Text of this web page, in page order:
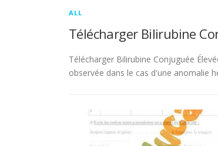
ALL
Télécharger Bilirubine
Télécharger Bilirubine Conjuguée
observée dans le cas d'une anomalie